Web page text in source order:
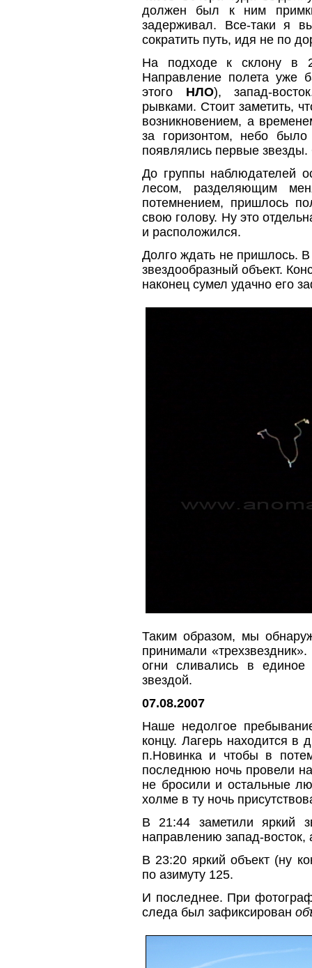
должен был к ним
задерживал. Все-таки я
сократить путь, идя не по
На подходе к склону в
Направление полета уже
этого НЛО), запад-
рывками. Стоит заметить,
возникновением, а
за горизонтом, небо
появлялись первые
До группы наблюдателей
лесом, разделяющим
потемнением, пришлось
свою голову. Ну это
и расположился.
Долго ждать не пришлось.
звездообразный объект.
наконец сумел удачно его
Таким образом, мы
принимали
огни сливались в
звездой.
07.08.2007
Наше недолгое
концу. Лагерь находится в
п.Новинка и чтобы в
последнюю ночь провели
не бросили и остальные
холме в ту ночь
В 21:44 заметили яркий
направлению запад-восток,
В 23:20 яркий объект (ну
по азимуту 125.
И последнее. При
следа был зафиксирован